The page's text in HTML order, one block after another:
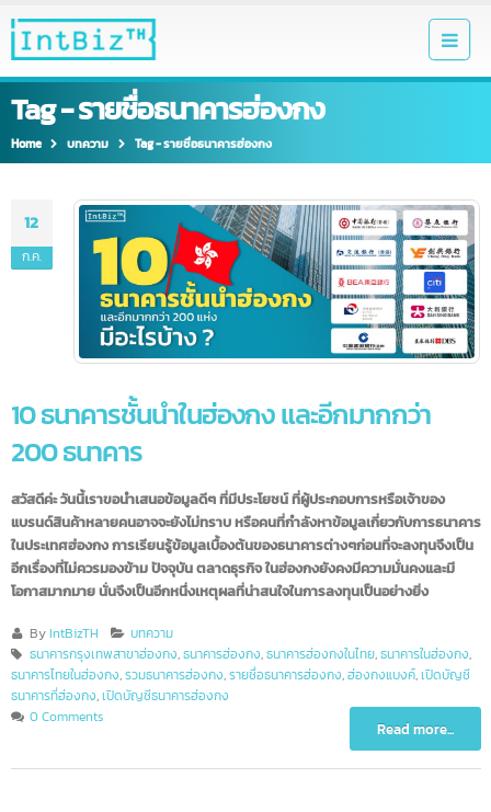
Tag - รายชื่อธนาคารฮ่องกง
Home บทความ Tag -รายชื่อธนาคารฮ่องกง
12
ก.ค.
10 ธนาคารชั้นนำในฮ่องกง และอีกมากกว่า
200 ธนาคาร
สวัสดีค่ะ วันนี้เราขอนำเสนอข้อมูลดีๆ ที่มีประโยชน์ ที่ผู้ประกอบการหรือเจ้าของ
แบรนด์สินค้าหลายคนอาจจะยังไม่ทราบ หรือคนที่กำลังหาข้อมูลเกี่ยวกับการธนา
ในประเทศฮ่องกง การเรียนรู้ข้อมูลเบื้องต้นของธนาคารต่างๆก่อนที่จะลงทุนจึงเ
อีกเรื่องที่ไม่ควรมองข้าม ปัจจุบัน ตลาดธุรกิจ ในฮ่องกงยังคงมีความมั่นคงและมี
โอกาสมากมาย นั่นจึงเป็นอีกหนึ่งเหตุผลที่น่าสนใจในการลงทุนเป็นอย่างยิ่ง
ByIntBizTH
บทความ
ธนาคารกรุงเทพสาขาฮ่องกง,ธนาคารฮ่องกง
ธนาคารไทยในฮ่องกง
รายชื่อธนาคารฮ่องกง,ฮ่องกงแบงค์,เปิดบัญ
Read more...